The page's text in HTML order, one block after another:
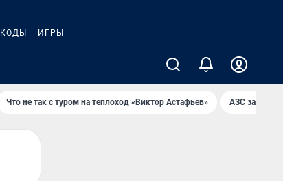
ИГРЫ
Что не так с туром на теплоход «Виктор Астафьев» AЗС